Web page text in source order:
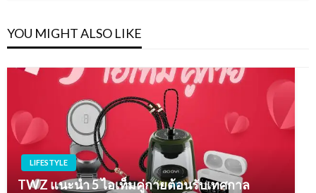
YOU MIGHT ALSO LIKE
LIFESTYLE
TWZ แนะนำ 5 ไอเท็มคู่กายต้อนรับเทศกาล